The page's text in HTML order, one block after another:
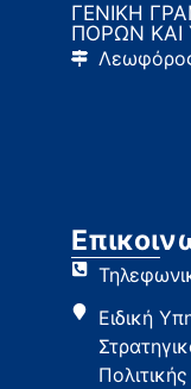
ΓΕΝΙΚΗ
ΠΟΡΩΝ
Ειδική
Πολιτικής